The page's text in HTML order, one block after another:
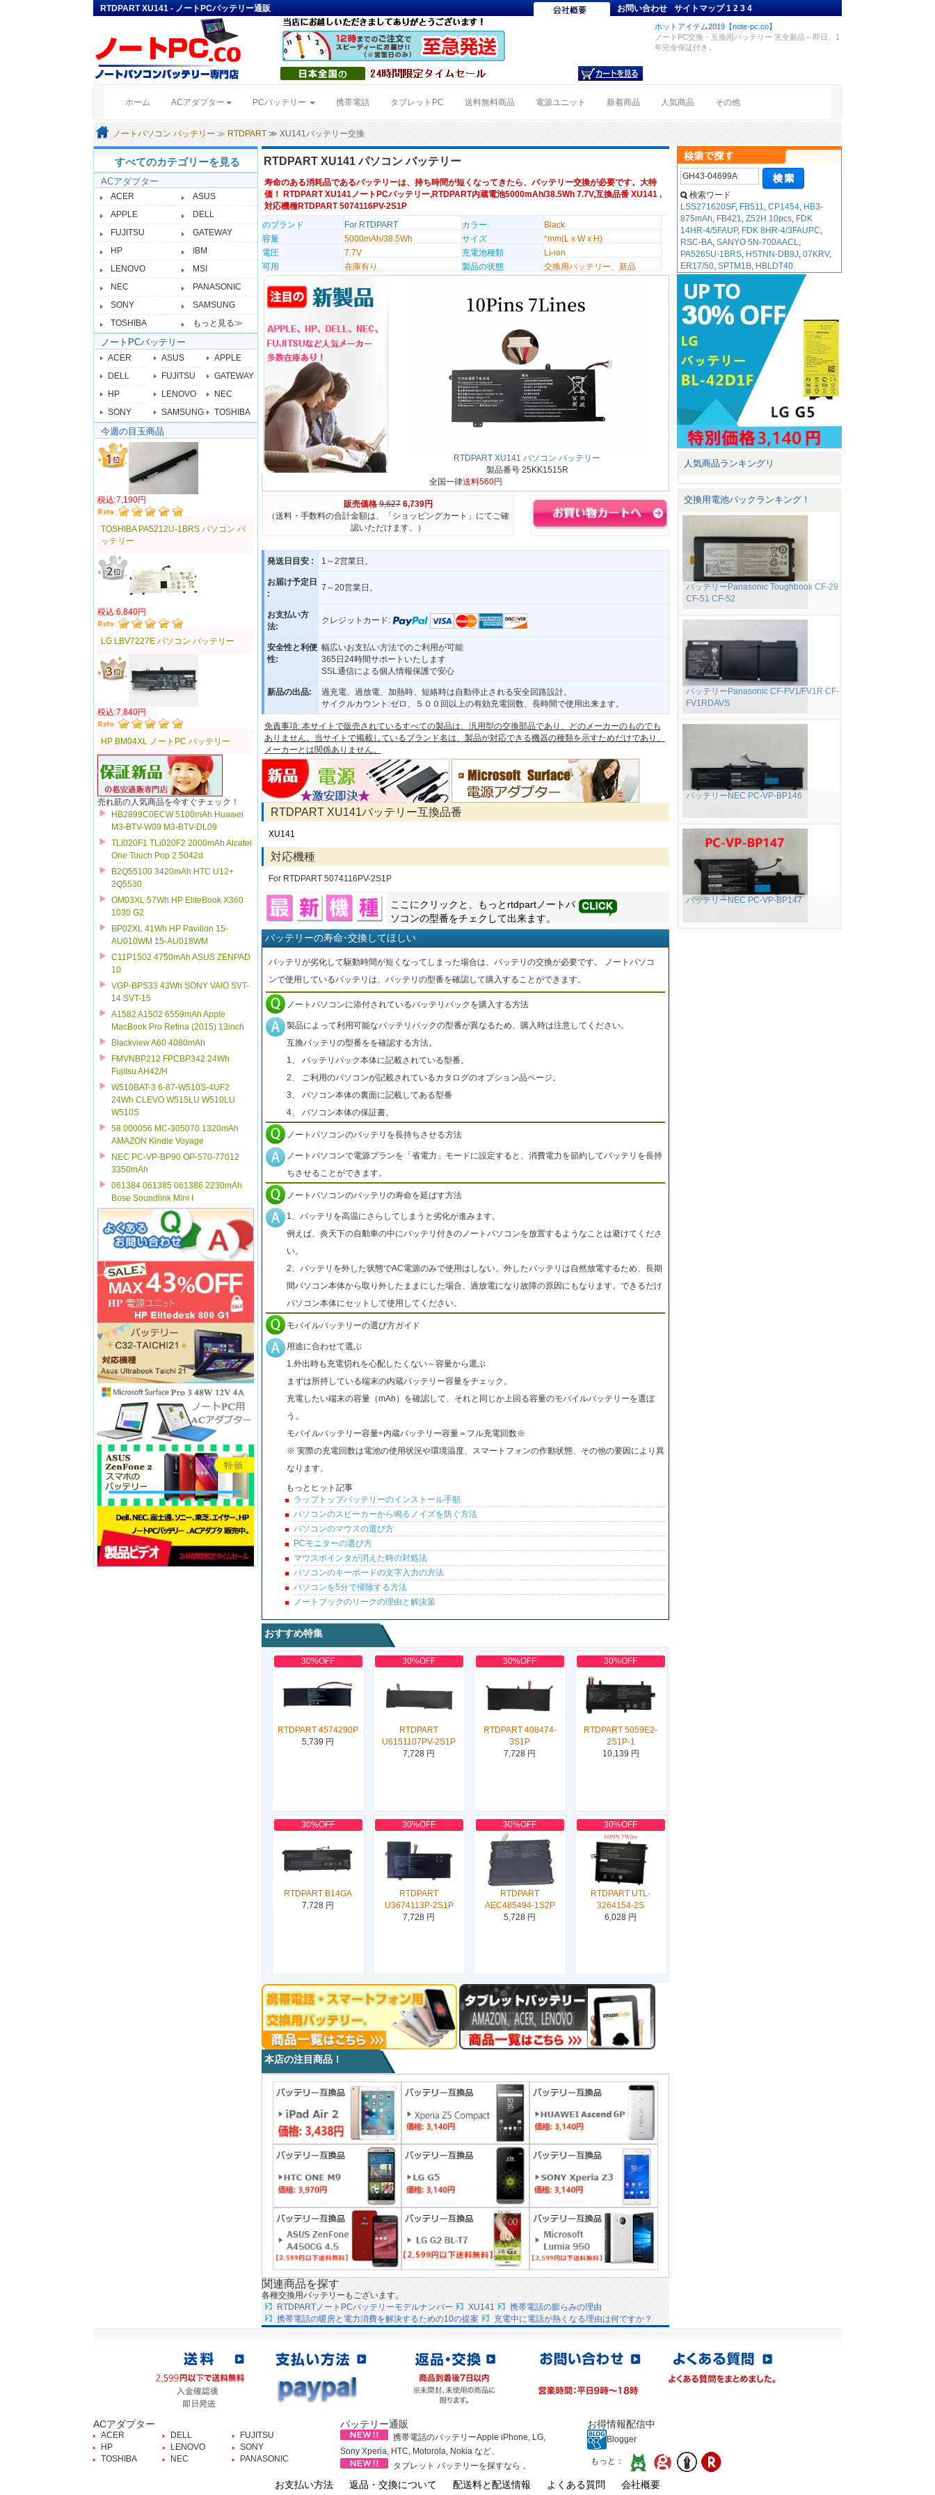
RTDPART XU141 - ノートPCバッテリー通販 お問い合わせ サイトマップ 1234
ホットアイテム2019【note-pc.co】
ノートPC交換・互換用バッテリー 完全新品～即日、1
年完全保証付き。
ホーム (current)ACアダプター PCバッテリー 携帯電話 タブレットPC 送料無料商品 電源ユニット 新着商品 人気商品 その他
ノートパソコン バッテリー ≫ RTDPART≫ XU141バッテリー交換
すべてのカテゴリーを見る
ACアダプター
ACER
ASUS
APPLE
DELL
FUJITSU
GATEWAY
HP
IBM
LENOVO
MSI
NEC
PANASONIC
SONY
SAMSUNG
TOSHIBA
もっと見る≫
ノートPCバッテリー
ACER ASUS
APPLE
DELL
FUJITSU
GATEWAY
HP
LENOVO
NEC
SONY
SAMSUNG TOSHIBA
今週の目玉商品
税込:7,190円
TOSHIBA PA5212U-1BRS パソコン バ
ッテリー
税込:6,840円
LG LBV7227E パソコン バッテリー
税込:7,840円
HP BM04XL ノートPC バッテリー
売れ筋の人気商品を今すぐチェック！
HB2899C0ECW 5100mAh Huawei
M3-BTV-W09 M3-BTV-DL09
TLI020F1 TLi020F2 2000mAh Alcatel
One Touch Pop 2 5042d
B2Q55100 3420mAh HTC U12+
2Q5530
OM03XL 57Wh HP EliteBook X360
1030 G2
BP02XL 41Wh HP Pavilion 15-
AU010WM 15-AU018WM
C11P1502 4750mAh ASUS ZENPAD
10
VGP-BPS33 43Wh SONY VAIO SVT-
14 SVT-15
A1582 A1502 6559mAh Apple
MacBook Pro Retina (2015) 13inch
Blackview A60 4080mAh
FMVNBP212 FPCBP342 24Wh
Fujitsu AH42/H
W510BAT-3 6-87-W510S-4UF2
24Wh CLEVO W515LU W510LU
W510S
58 000056 MC-305070 1320mAh
AMAZON Kindle Voyage
NEC PC-VP-BP90 OP-570-77012
3350mAh
061384 061385 061386 2230mAh
Bose Soundlink Mini I
RTDPART XU141 パソコン バッテリー
寿命のある消耗品であるバッテリーは、持ち時間が短くなってきたら、バッテリー交換が必要です。大特
価！ RTDPART XU141ノートPCバッテリー,RTDPART内蔵電池5000mAh/38.5Wh 7.7V,互換品番 XU141 ,
対応機種RTDPART 5074116PV-2S1P
のブランド
For RTDPART カラー
Black
容量
5000mAh/38.5Wh サイズ
*mm(L x W x H)
電圧
7.7V 充電池種類
Li-ion
可用
在庫有り 製品の状態 交換用バッテリー、新品
RTDPART XU141 パソコン バッテリー
製品番号 25KK1515R
全国一律送料560円
販売価格 9,627 6,739円
（送料・手数料の合計金額は、「ショッピングカート」にてご確
認いただけます。）
発送日目安 : 1～2営業日。
お届け予定日
:
7～20営業日。
お支払い方
法:
クレジットカード:
安全性と利便
性:
幅広いお支払い方法でのご利用が可能
365日24時間サポートいたします
SSL通信による個人情報保護で安心
新品の出品:
過充電、過放電、加熱時、短絡時は自動停止される安全回路設計。
サイクルカウント:ゼロ、５００回以上の有効充電回数、長時間で使用出来ます。
免責事項: 本サイトで販売されているすべての製品は、汎用型の交換部品であり、どのメーカーのものでも
ありません。当サイトで掲載しているブランド名は、製品が対応できる機器の種類を示すためだけであり、
メーカーとは関係ありません。
RTDPART XU141バッテリー互換品番
XU141
対応機種
For RTDPART 5074116PV-2S1P
ここにクリックと、もっと rtdpartノートパ
ソコンの型番をチェクして出来ます。
バッテリーの寿命･交換してほしい
バッテリが劣化して駆動時間が短くなってしまった場合は、バッテリの交換が必要です。 ノートパソコ
ンで使用しているバッテリは、バッテリの型番を確認して購入することができます。
ノートパソコンに添付されているバッテリパックを購入する方法
製品によって利用可能なバッテリパックの型番が異なるため、購入時は注意してください。
互換バッテリの型番をを確認する方法。
1、 バッテリパック本体に記載されている型番。
2、 ご利用のパソコンが記載されているカタログのオプション品ページ。
3、 パソコン本体の裏面に記載してある型番
4、 パソコン本体の保証書。
ノートパソコンのバッテリを長持ちさせる方法
ノートパソコンで電源プランを「省電力」モードに設定すると、消費電力を節約してバッテリを長持
ちさせることができます。
ノートパソコンのバッテリの寿命を延ばす方法
1、バッテリを高温にさらしてしまうと劣化が進みます。
例えば、炎天下の自動車の中にバッテリ付きのノートパソコンを放置するようなことは避けてくださ
い。
2、バッテリを外した状態でAC電源のみで使用はしない。外したバッテリは自然放電するため、長期
間パソコン本体から取り外したままにした場合、過放電になり故障の原因にもなります。できるだけ
パソコン本体にセットして使用してください。
モバイルバッテリーの選び方ガイド
用途に合わせて選ぶ
1.外出時も充電切れを心配したくない～容量から選ぶ
まずは所持している端末の内蔵バッテリー容量をチェック。
充電したい端末の容量（mAh）を確認して、それと同じか上回る容量のモバイルバッテリーを選ぼ
う。
モバイルバッテリー容量÷内蔵バッテリー容量＝フル充電回数※
※ 実際の充電回数は電池の使用状況や環境温度、スマートフォンの作動状態、その他の要因により異
なります。
もっとヒット記事
ラップトップバッテリーのインストール手順
パソコンのスピーカーから鳴るノイズを防ぐ方法
パソコンのマウスの選び方
PCモニターの選び方
マウスポインタが消えた時の対処法
パソコンのキーボードの文字入力の方法
パソコンを5分で掃除する方法
ノートブックのリークの理由と解決策
おすすめ特集
30%OFF
RTDPART 4574290P
5,739 円
30%OFF
RTDPART
U6151107PV-2S1P
7,728 円
30%OFF
RTDPART 408474-
3S1P
7,728 円
30%OFF
RTDPART 5059E2-
2S1P-1
10,139 円
30%OFF
RTDPART B14GA
7,728 円
30%OFF
RTDPART
U3674113P-2S1P
7,728 円
30%OFF
RTDPART
AEC485494-1S2P
5,728 円
30%OFF
RTDPART UTL-
3264154-2S
6,028 円
本店の注目商品！
関連商品を探す
各種交換用バッテリーもございます。
RTDPARTノートPCバッテリーモデルナンバー
XU141
携帯電話の膨らみの理由
携帯電話の暖房と電力消費を解決するための10の提案
充電中に電話が熱くなる理由は何ですか？
検索ワード
LSS271620SF, FB511,CP1454, HB3-
875mAh, FB421,Z52H 10pcs, FDK
14HR-4/5FAUP, FDK 8HR-4/3FAUPC,
RSC-BA,SANYO 5N-700AACL,
PA5265U-1BRS, HSTNN-DB9J,07KRV,
ER17/50,SPTM1B, HBLDT40
人気商品ランキングリ
交換用電池パックランキング！
バッテリーPanasonic Toughbook CF-29
CF-51 CF-52
バッテリーPanasonic CF-FV1/FV1R CF-
FV1RDAVS
バッテリーNEC PC-VP-BP146
バッテリーNEC PC-VP-BP147
ACアダプター
ACER DELL
FUJITSU
HP
LENOVO
SONY
TOSHIBA
NEC PANASONIC
バッテリー通販
携帯電話のバッテリーApple iPhone, LG,
Sony Xperia, HTC, Motorola, Nokia など、
タブレット バッテリーを探すなら 。
お得情報配信中
Blogger
もっと：
お支払い方法 返品・交換について 配送料と配送情報 よくある質問 会社概要